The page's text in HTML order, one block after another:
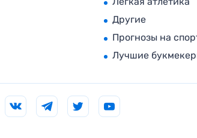
Другие
Прогнозы на
Лучшие